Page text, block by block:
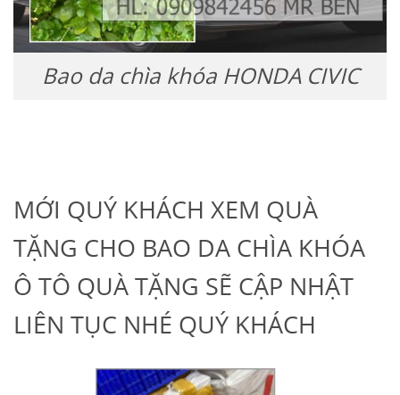
Bao da chìa khóa HONDA CIVIC
MỚI QUÝ KHÁCH XEM QUÀ
TẶNG CHO BAO DA CHÌA KHÓA
Ô TÔ QUÀ TẶNG SẼ CẬP NHẬT
LIÊN TỤC NHÉ QUÝ KHÁCH